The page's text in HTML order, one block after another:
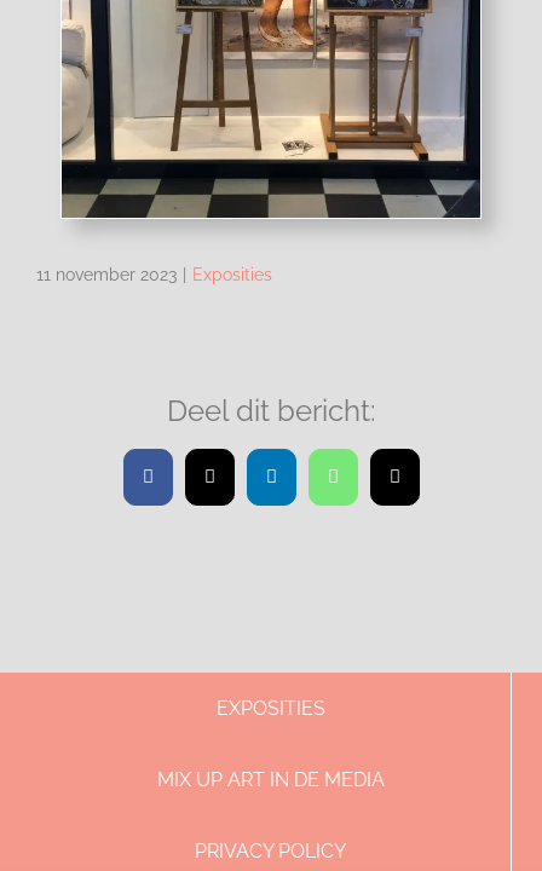
11 november 2023 | Exposities
Deel dit bericht:
Facebook
X LinkedInWhatsApp
E-
mail
EXPOSITIES
MIX UP ART IN DE MEDIA
PRIVACY POLICY